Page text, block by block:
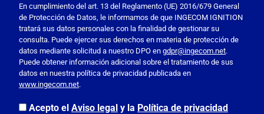
o
r
f
a
v
o
r
,
En cumplimiento del art. 13 del Reglamento (UE) 2016/679 General
de Protección de Datos, le informamos de que INGECOM IGNITION
tratará sus datos personales con la finalidad de gestionar su
consulta. Puede ejercer sus derechos en materia de protección de
datos mediante solicitud a nuestro DPO en gdpr@ingecom.net.
Puede obtener información adicional sobre el tratamiento de sus
datos en nuestra política de privacidad publicada en
www.ingecom.net.
Acepto el Aviso legal y la Política de privacidad